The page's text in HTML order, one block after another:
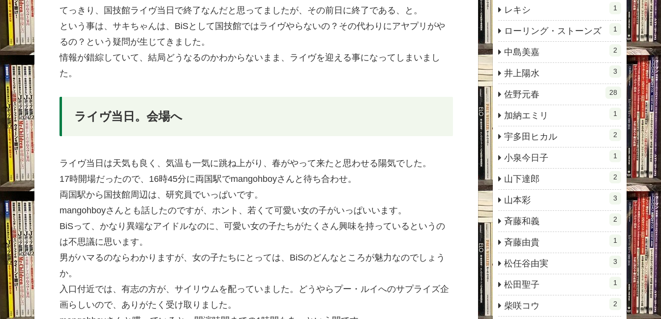
てっきり、国技館ライヴ当日で終了なんだと思ってましたが、その前日に終了である、と。
という事は、サキちゃんは、BiSとして国技館ではライヴやらないの？その代わりにアヤプリがや
るの？という疑問が生じてきました。
情報が錯綜していて、結局どうなるのかわからないまま、ライヴを迎える事になってしまいまし
た。
ライヴ当日。会場へ
ライヴ当日は天気も良く、気温も一気に跳ね上がり、春がやって来たと思わせる陽気でした。
17時開場だったので、16時45分に両国駅でmangohboyさんと待ち合わせ。
両国駅から国技館周辺は、研究員でいっぱいです。
mangohboyさんとも話したのですが、ホント、若くて可愛い女の子がいっぱいいます。
BiSって、かなり異端なアイドルなのに、可愛い女の子たちがたくさん興味を持っているというの
は不思議に思います。
男がハマるのならわかりますが、女の子たちにとっては、BiSのどんなところが魅力なのでしょう
か。
入口付近では、有志の方が、サイリウムを配っていました。どうやらプー・ルイへのサプライズ企
画らしいので、ありがたく受け取りました。
レキシ 1
ローリング・ストーンズ 1
中島美嘉 2
井上陽水 3
佐野元春 28
加納エミリ 1
宇多田ヒカル 2
小泉今日子 1
山下達郎 2
山本彩 3
斉藤和義 2
斉藤由貴 1
松任谷由実 3
松田聖子 1
柴咲コウ 2